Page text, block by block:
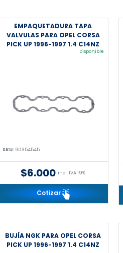
EMPAQUETADURA TAPA
VALVULAS PARA OPEL CORSA
PICK UP 1996-1997 1.4 C14NZ
Disponible
SKU: 90354545
$6.000 incl. IVA 19%
Cotizar
BUJÍA NGK PARA OPEL CORSA
PICK UP 1996-1997 1.4 C14NZ